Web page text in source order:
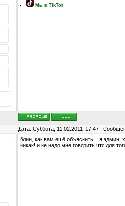
Мы в TikTok
Дата: Суббота, 12.02.2011, 17:47 |
блин, как вам ещё объяснить... я админ,
никак! и не надо мне говорить что для